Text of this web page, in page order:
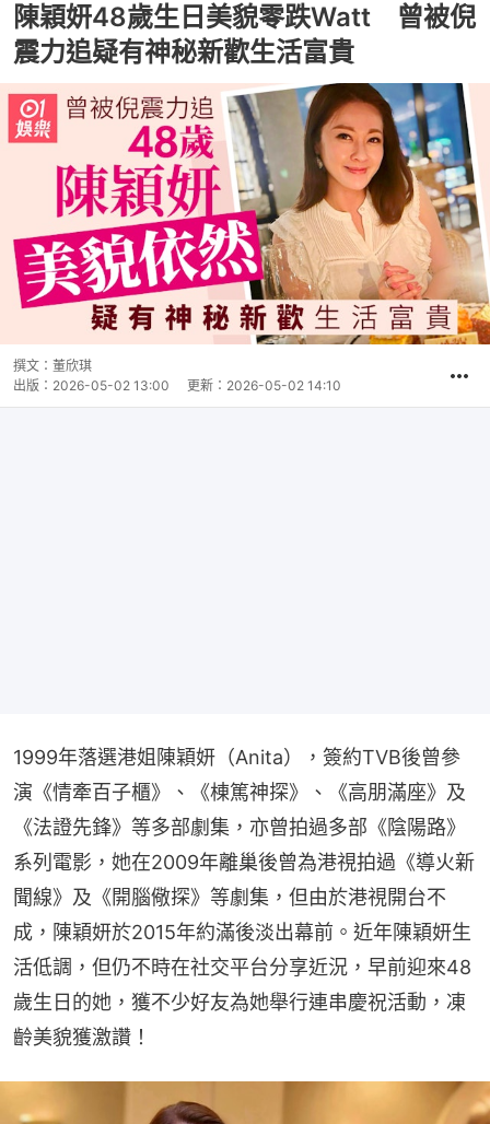
陳穎妍48歲生日美貌零跌Watt 曾被倪
震力追疑有神秘新歡生活富貴
撰文： 董欣琪
出版： 2026-05-02 13:00 更新： 2026-05-02 14:10
1999年落選港姐陳穎妍（Anita），簽約TVB後曾參
演《情牽百子櫃》、《棟篤神探》、《高朋滿座》及
《法證先鋒》等多部劇集，亦曾拍過多部《陰陽路》
系列電影，她在2009年離巢後曾為港視拍過《導火新
聞線》及《開腦儆探》等劇集，但由於港視開台不
成，陳穎妍於2015年約滿後淡出幕前。近年陳穎妍生
活低調，但仍不時在社交平台分享近況，早前迎來48
歲生日的她，獲不少好友為她舉行連串慶祝活動，凍
齡美貌獲激讚！